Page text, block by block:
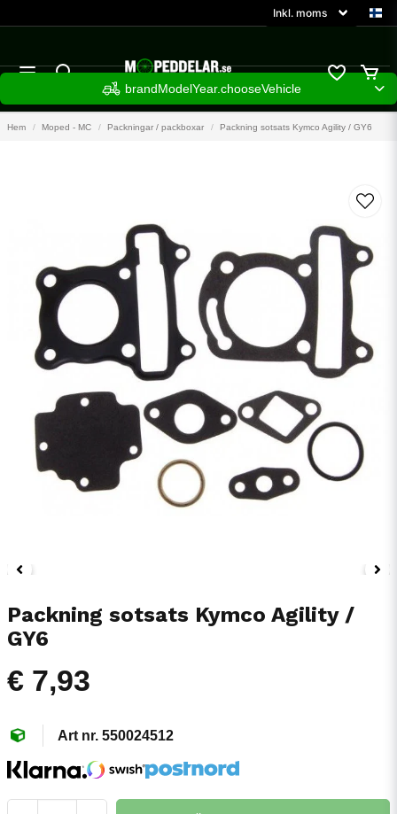
brandModelYear.chooseVehicle
Hem Moped - MC Packningar / packboxar Packning sotsats Kymco Agility / GY6
Packning sotsats Kymco Agility /
GY6
€ 7,93
550024512